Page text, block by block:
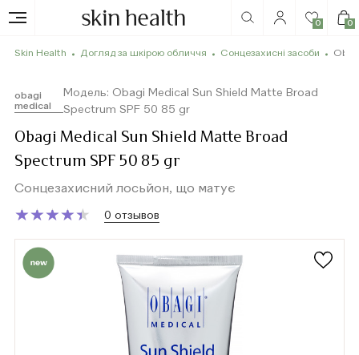
0 0
Skin Health Догляд за шкірою обличчя Сонцезахисні засоби
obagi
medical
Модель: Obagi Medical Sun Shield Matte Broad
Spectrum SPF 50 85 gr
Obagi Medical Sun Shield Matte Broad
Spectrum SPF 50 85 gr
Сонцезахисний лосьйон, що матує
★
★★
★★
★★
★★
★ 0 отзывов